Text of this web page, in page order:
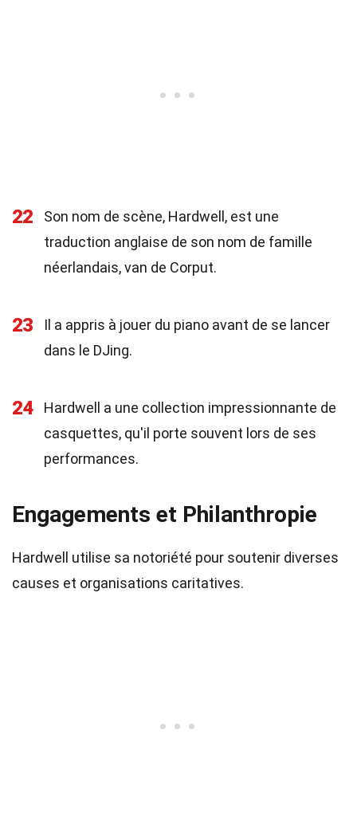
22
Son nom de scène, Hardwell, est une
traduction anglaise de son nom de famille
néerlandais, van de Corput.
23
Il a appris à jouer du piano avant de se lancer
dans le DJing.
24
Hardwell a une collection impressionnante de
casquettes, qu'il porte souvent lors de ses
performances.
Engagements et Philanthropie
Hardwell utilise sa notoriété pour soutenir diverses
causes et organisations caritatives.